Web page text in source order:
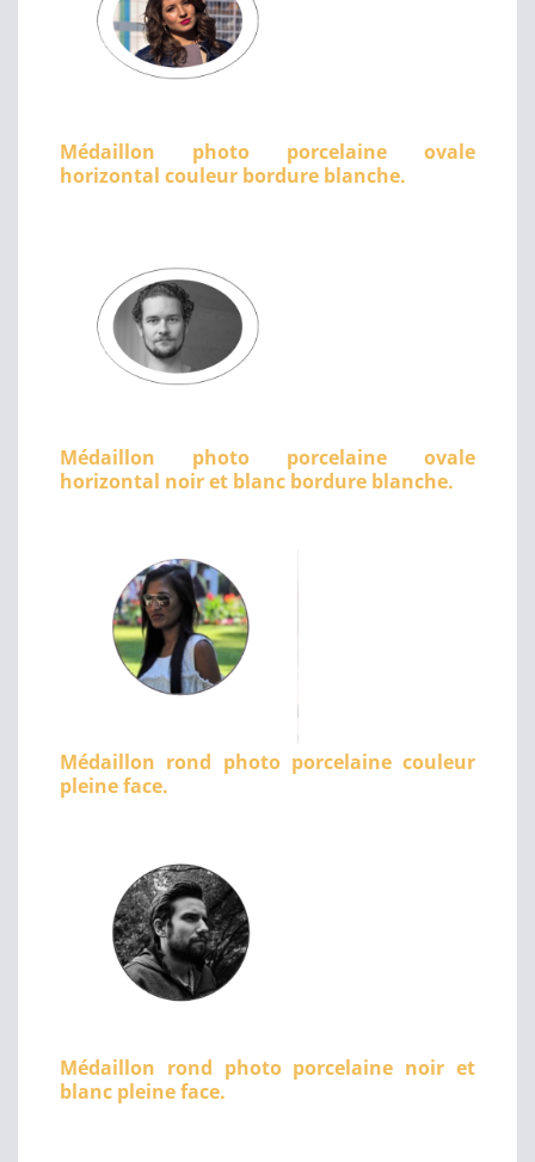
Médaillon photo porcelaine ovale
horizontal couleur bordure blanche.
Médaillon photo porcelaine ovale
horizontal noir et blanc bordure blanche.
Médaillon rond photo porcelaine couleur
pleine face.
Médaillon rond photo porcelaine noir et
blanc pleine face.